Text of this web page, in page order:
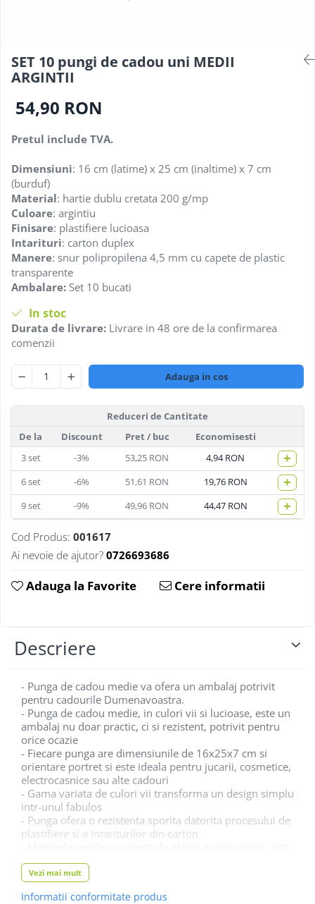
SET 10 pungi de cadou uni MEDII
ARGINTII
54,90 RON
Pretul include TVA.
Dimensiuni: 16 cm (latime) x 25 cm (inaltime) x 7 cm
(burduf)
Material: hartie dublu cretata 200 g/mp
Culoare: argintiu
Finisare: plastifiere lucioasa
Intarituri: carton duplex
Manere: snur polipropilena 4,5 mm cu capete de plastic
transparente
Ambalare: Set 10 bucati
In stoc
Durata de livrare: Livrare in 48 ore de la confirmarea
comenzii
Adauga in cos
Reduceri de Cantitate
De la
Discount Pret / buc
Economisesti
3set -3% 53,25 RON 4,94 RON +
6set -6% 51,61 RON 19,76 RON +
9set -9% 49,96 RON 44,47 RON +
Cod Produs: 001617
Ai nevoie de ajutor? 0726693686
Adauga la Favorite Cere informatii
Descriere
- Punga de cadou medie va ofera un ambalaj potrivit
pentru cadourile Dumenavoastra.
- Punga de cadou medie, in culori vii si lucioase, este un
ambalaj nu doar practic, ci si rezistent, potrivit pentru
orice ocazie
- Fiecare punga are dimensiunile de 16x25x7 cm si
orientare portret si este ideala pentru jucarii, cosmetice,
electrocasnice sau alte cadouri
- Gama variata de culori vii transforma un design simplu
intr-unul fabulos
- Punga ofera o rezistenta sporita datorita procesului de
plastifiere si a intariturilor din carton
o culoare asortata, aduc un plus de eleganta
Vezi mai mult
Informatii conformitate produs